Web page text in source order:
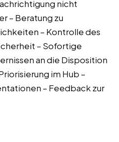
nicht
– Beratung zu
– Kontrolle des
– Sofortige
an die Disposition
im Hub –
– Feedback zur